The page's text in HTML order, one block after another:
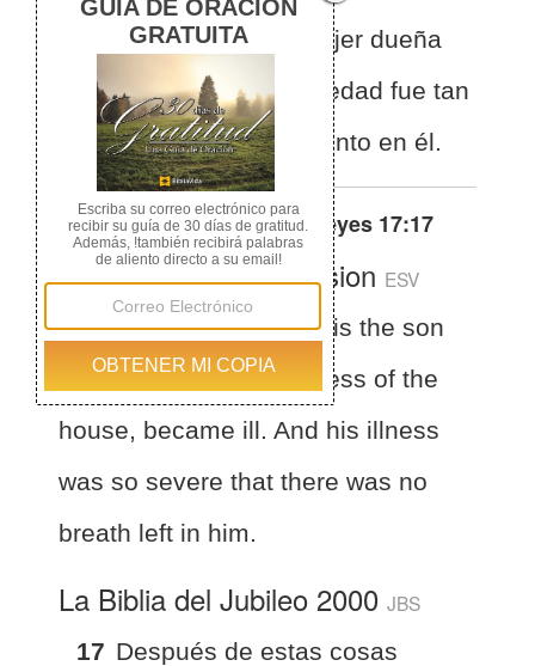
enfermó el hijo de la mujer dueña
de la casa; y su enfermedad fue tan
grave que no quedó aliento en él.
Otras traducciones de1 Reyes 17:17
English Standard Version ESV
1 Kings 17:17 After this the son
of the woman, the mistress of the
house, became ill. And his illness
was so severe that there was no
breath left in him.
La Biblia del Jubileo 2000 JBS
17 Después de estas cosas